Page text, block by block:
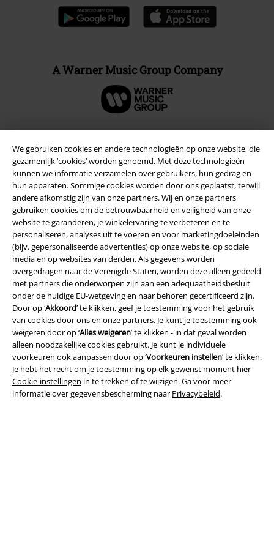
We gebruiken cookies en andere technologieën op onze website, die
gezamenlijk ‘cookies’ worden genoemd. Met deze technologieën
kunnen we informatie verzamelen over gebruikers, hun gedrag en
hun apparaten. Sommige cookies worden door ons geplaatst, terwijl
andere afkomstig zijn van onze partners. Wij en onze partners
gebruiken cookies om de betrouwbaarheid en veiligheid van onze
website te garanderen, je winkelervaring te verbeteren en te
personaliseren, analyses uit te voeren en voor marketingdoeleinden
(bijv. gepersonaliseerde advertenties) op onze website, op sociale
media en op websites van derden. Als gegevens worden
overgedragen naar de Verenigde Staten, worden deze alleen gedeeld
met partners die onderworpen zijn aan een adequaatheidsbesluit
onder de huidige EU-wetgeving en naar behoren gecertificeerd zijn.
Door op ‘Akkoord’ te klikken, geef je toestemming voor het gebruik
van cookies door ons en onze partners. Je kunt je toestemming ook
weigeren door op ‘Alles weigeren’ te klikken - in dat geval worden
alleen noodzakelijke cookies gebruikt. Je kunt je individuele
voorkeuren ook aanpassen door op ‘Voorkeuren instellen’ te klikken.
Je hebt het recht om je toestemming op elk gewenst moment hier
Cookie-instellingen in te trekken of te wijzigen. Ga voor meer
informatie over gegevensbescherming naar Privacybeleid.
A Warner Music Group Company
Beveiliging
Legal
Algemene Voorwaarden
Bedrijfsgegevens